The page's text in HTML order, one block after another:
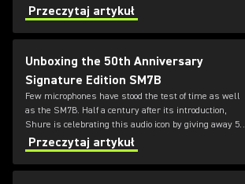
designed by Shure inside. Which of these dynamic
microphones is right for you?
Przeczytaj artykuł
Unboxing the 50th Anniversary
Signature Edition SM7B
Few microphones have stood the test of time as well
as the SM7B. Half a century after its introduction,
Shure is celebrating this audio icon by giving away 50
limited Signature Edition box sets for its 50th
anniversary.
Przeczytaj artykuł